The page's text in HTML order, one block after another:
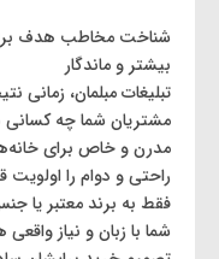
شناخت مخاطب هدف
بیشتر و ماندگار
تبلیغات مبلمان، زمانی
مشتریان شما چه کسانی
مدرن و خاص برای
راحتی و دوام را
فقط به برند معتبر یا
شما با زبان و نیاز